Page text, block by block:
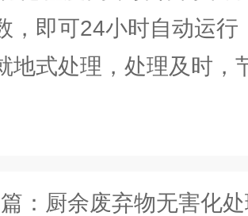
，即可24小时自动运行
地式处理，处理及时，
： 厨余废弃物无害化